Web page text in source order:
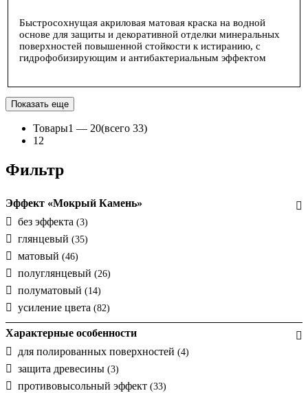
Быстросохнущая акриловая матовая краска на водной
основе для защиты и декоративной отделки минеральных
поверхностей повышенной стойкости к истиранию, с
гидрофобизирующим и антибактериальным эффектом
Показать еще
Товары1 — 20(всего 33)
1 2
Фильтр
Эффект «Мокрый Камень»
без эффекта (3)
глянцевый (35)
матовый (46)
полуглянцевый (26)
полуматовый (14)
усиление цвета (82)
Характерные особенности
для полированных поверхностей (4)
защита древесины (3)
противовысольный эффект (33)